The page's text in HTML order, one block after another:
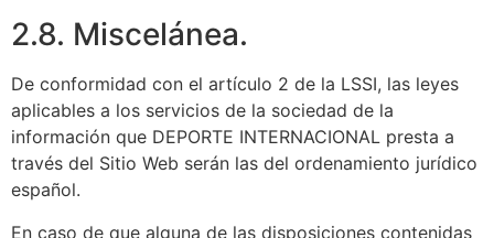
2.8. Miscelánea.
De conformidad con el artículo 2 de la LSSI, las leyes
aplicables a los servicios de la sociedad de la
información que DEPORTE INTERNACIONAL presta a
través del Sitio Web serán las del ordenamiento jurídico
español.
En caso de que alguna de las disposiciones contenidas